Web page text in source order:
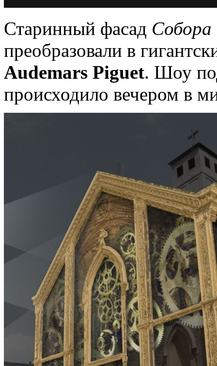
Старинный фасад
преобразовали в
Audemars Piguet. Шоу
происходило вечером в